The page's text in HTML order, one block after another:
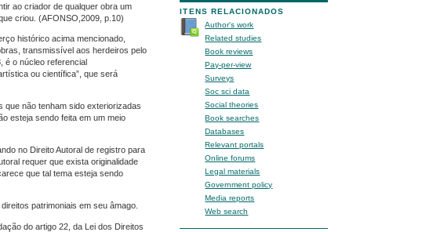
ITENS RELACIONADOS
Author's work
Related studies
Book reviews
Pay-per-view
Surveys
Soc sci data
Social theories
Book searches
Databases
Relevant portals
Online forums
Legal materials
Government policy
Media reports
Web search
ao criador de qualquer obra um
criou. (AFONSO,2009, p.10)
histórico acima mencionado,
transmissível aos herdeiros pelo
é o núcleo referencial
ou científica”, que será
que não tenham sido exteriorizadas
esteja sendo feita em um meio
no Direito Autoral de registro para
requer que exista originalidade
que tal tema esteja sendo
patrimoniais em seu âmago.
do artigo 22, da Lei dos Direitos